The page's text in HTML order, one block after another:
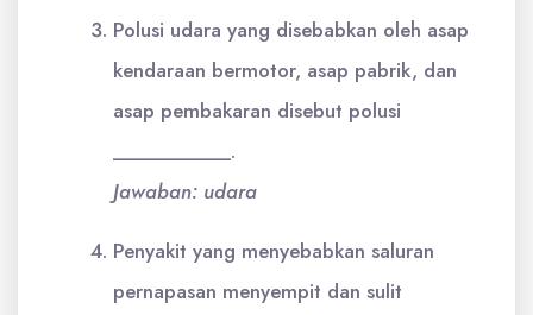
Polusi udara yang disebabkan oleh asap
kendaraan bermotor, asap pabrik, dan
asap pembakaran disebut polusi
___________.
Jawaban: udara
Penyakit yang menyebabkan saluran
pernapasan menyempit dan sulit